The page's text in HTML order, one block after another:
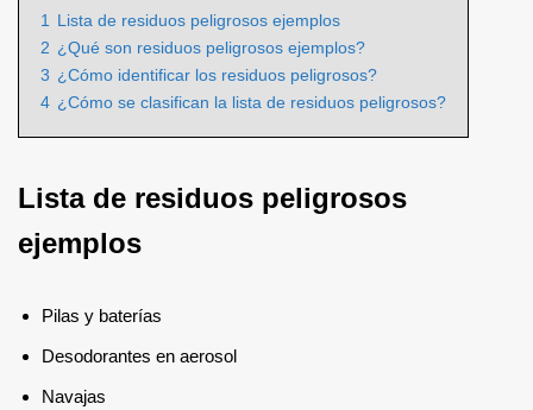
1
Lista de residuos peligrosos ejemplos
2 ¿Qué son residuos peligrosos ejemplos?
3 ¿Cómo identificar los residuos peligrosos?
4 ¿Cómo se clasifican la lista de residuos peligrosos?
Lista de residuos peligrosos
ejemplos
Pilas y baterías
Desodorantes en aerosol
Navajas